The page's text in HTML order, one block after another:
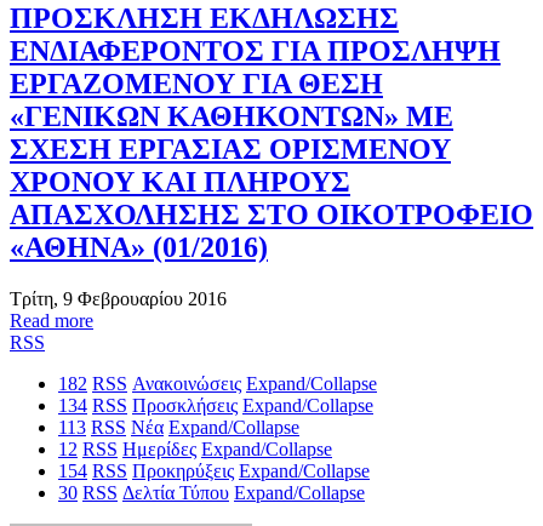
ΠΡΟΣΚΛΗΣΗ ΕΚΔΗΛΩΣΗΣ
ΕΝΔΙΑΦΕΡΟΝΤΟΣ ΓΙΑ ΠΡΟΣΛΗΨΗ
ΕΡΓΑΖΟΜΕΝΟΥ ΓΙΑ ΘΕΣΗ
«ΓΕΝΙΚΩΝ ΚΑΘΗΚΟΝΤΩΝ» ΜΕ
ΣΧΕΣΗ ΕΡΓΑΣΙΑΣ ΟΡΙΣΜΕΝΟΥ
ΧΡΟΝΟΥ ΚΑΙ ΠΛΗΡΟΥΣ
ΑΠΑΣΧΟΛΗΣΗΣ ΣΤΟ ΟΙΚΟΤΡΟΦΕΙΟ
«ΑΘΗΝΑ» (01/2016)
Τρίτη, 9 Φεβρουαρίου 2016
Read more
RSS
182 RSS Ανακοινώσεις Expand/Collapse
134 RSS Προσκλήσεις Expand/Collapse
113 RSS Νέα Expand/Collapse
12 RSS Ημερίδες Expand/Collapse
154 RSS Προκηρύξεις Expand/Collapse
30 RSS Δελτία Τύπου Expand/Collapse